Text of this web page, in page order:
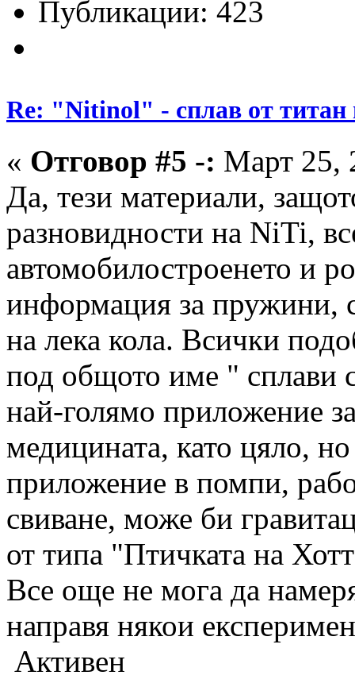
Публикации: 423
Re: "Nitinol" - сплав от титан
« Отговор #5 -: Март 25,
Да, тези материали,
разновидности на NiTi,
автомобилостроенето и
информация за пружини,
на лека кола. Всички
под общото име " сплави
най-голямо приложение
медицината, като цяло,
приложение в помпи,
свиване, може би
от типа "Птичката на
Все още не мога да
направя някои
Активен